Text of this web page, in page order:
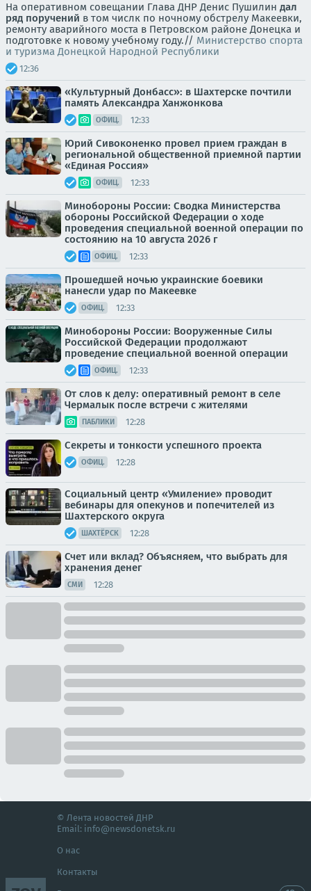
На оперативном совещании Глава ДНР Денис Пушилин дал
ряд поручений в том числк по ночному обстрелу Макеевки,
ремонту аварийного моста в Петровском районе Донецка и
подготовке к новому учебному году.// Министерство спорта
и туризма Донецкой Народной Республики
12:36
«Культурный Донбасс»: в Шахтерске почтили
память Александра Ханжонкова
ОФИЦ. 12:33
Юрий Сивоконенко провел прием граждан в
региональной общественной приемной партии
«Единая Россия»
ОФИЦ. 12:33
Минобороны России: Сводка Министерства
обороны Российской Федерации о ходе
проведения специальной военной операции по
состоянию на 10 августа 2026 г
ОФИЦ. 12:33
Прошедшей ночью украинские боевики
нанесли удар по Макеевке
ОФИЦ. 12:33
Минобороны России: Вооруженные Силы
Российской Федерации продолжают
проведение специальной военной операции
ОФИЦ. 12:33
От слов к делу: оперативный ремонт в селе
Чермалык после встречи с жителями
ПАБЛИКИ 12:28
Секреты и тонкости успешного проекта
ОФИЦ. 12:28
Социальный центр «Умиление» проводит
вебинары для опекунов и попечителей из
Шахтерского округа
ШАХТЁРСК 12:28
Счет или вклад? Объясняем, что выбрать для
хранения денег
СМИ 12:28
© Лента новостей ДНР
Email: info@newsdonetsk.ru
О нас
Контакты